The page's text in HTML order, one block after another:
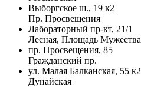
Выборгское ш., 19 к2
Пр. Просвещения
Лабораторный пр-кт, 21/1
Лесная, Площадь Мужества
пр. Просвещения, 85
Гражданский пр.
ул. Малая Балканская, 55 к2
Дунайская